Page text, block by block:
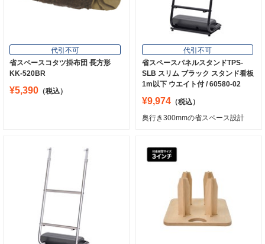
代引不可
省スペースコタツ掛布団 長方形
KK-520BR
¥5,390 （税込）
代引不可
省スペースパネルスタンドTPS-
SLB スリム ブラック スタンド看板
1m以下 ウエイト付 / 60580-02
¥9,974 （税込）
奥行き300mmの省スペース設計